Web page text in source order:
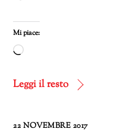
Mi piace:
Caricamento
corso…
Leggi il resto
22 NOVEMBRE 2017